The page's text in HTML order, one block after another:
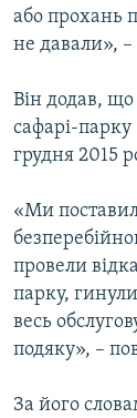
або прохань
не давали»,
Він додав, що
сафарі-
грудня 2015
«Ми
провели
парку,
весь
подяку», –
За його